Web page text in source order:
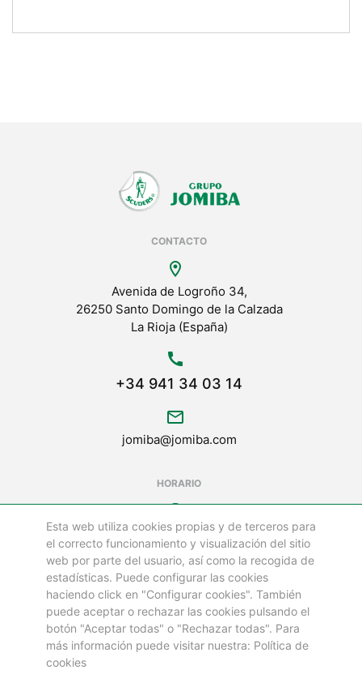
CONTACTO
location_on
Avenida de Logroño 34,
26250 Santo Domingo de la Calzada
La Rioja (España)
call
+34 941 34 03 14
mail_outline
jomiba@jomiba.com
HORARIO
schedule
LUNES A VIERNES DE
08:00 a 18:00 h
LOS SÁBADOS Y FESTIVOS ESTAMOS CERRADOS
©
Esta web utiliza cookies propias y de terceros para
el correcto funcionamiento y visualización del sitio
web por parte del usuario, así como la recogida de
estadísticas. Puede configurar las cookies
haciendo click en "Configurar cookies". También
puede aceptar o rechazar las cookies pulsando el
botón "Aceptar todas" o "Rechazar todas". Para
más información puede visitar nuestra: Política de
cookies